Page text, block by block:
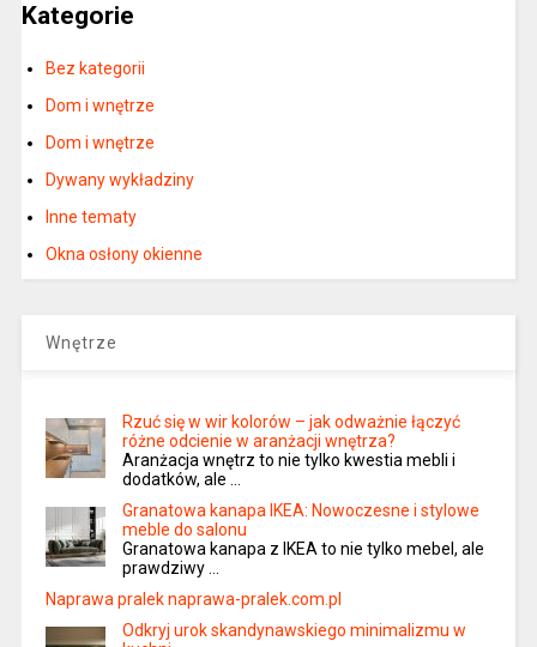
Kategorie
Bez kategorii
Dom i wnętrze
Dom i wnętrze
Dywany wykładziny
Inne tematy
Okna osłony okienne
Wnętrze
Rzuć się w wir kolorów – jak odważnie łączyć
różne odcienie w aranżacji wnętrza?
Aranżacja wnętrz to nie tylko kwestia mebli i
dodatków, ale …
Granatowa kanapa IKEA: Nowoczesne i stylowe
meble do salonu
Granatowa kanapa z IKEA to nie tylko mebel, ale
prawdziwy …
Naprawa pralek naprawa-pralek.com.pl
Odkryj urok skandynawskiego minimalizmu w